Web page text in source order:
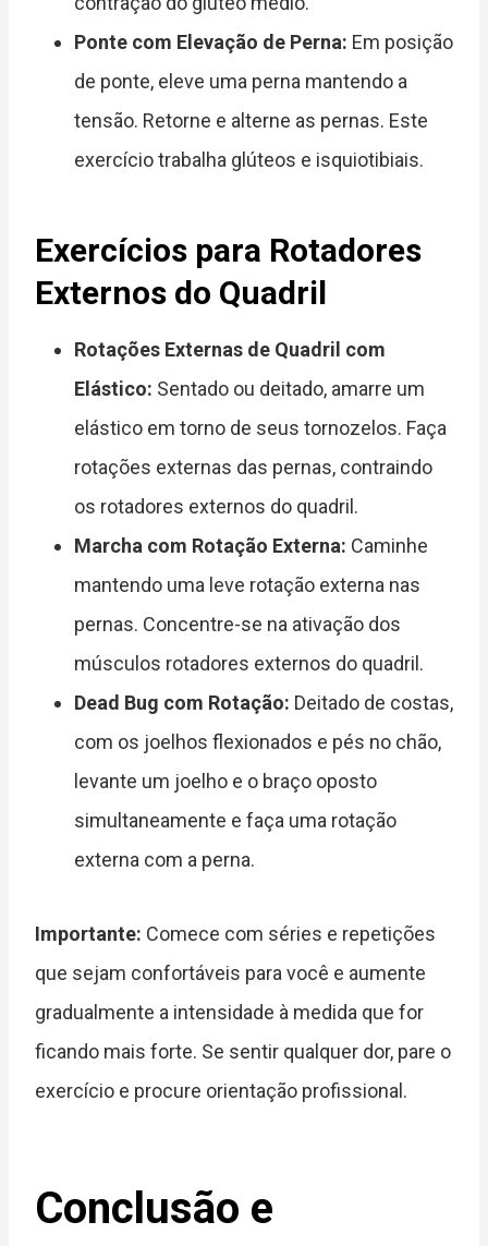
Ponte com Elevação de Perna: Em posição
de ponte, eleve uma perna mantendo a
tensão. Retorne e alterne as pernas. Este
exercício trabalha glúteos e isquiotibiais.
Exercícios para Rotadores
Externos do Quadril
Rotações Externas de Quadril com
Elástico: Sentado ou deitado, amarre um
elástico em torno de seus tornozelos. Faça
rotações externas das pernas, contraindo
os rotadores externos do quadril.
Marcha com Rotação Externa: Caminhe
mantendo uma leve rotação externa nas
pernas. Concentre-se na ativação dos
músculos rotadores externos do quadril.
Dead Bug com Rotação: Deitado de costas,
com os joelhos flexionados e pés no chão,
levante um joelho e o braço oposto
simultaneamente e faça uma rotação
externa com a perna.
Importante: Comece com séries e repetições
que sejam confortáveis para você e aumente
gradualmente a intensidade à medida que for
ficando mais forte. Se sentir qualquer dor, pare o
exercício e procure orientação profissional.
Conclusão e